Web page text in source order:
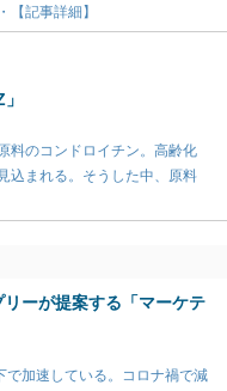
記事詳細】
料のコンドロイチン。高齢化
込まれる。そうした中、原料
ーが提案する「マーケテ
で加速している。コロナ禍で減